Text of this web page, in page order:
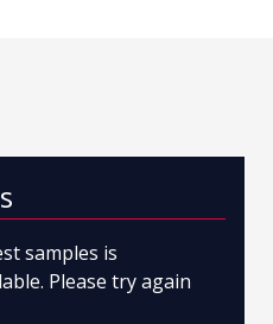
samples is
Please try again